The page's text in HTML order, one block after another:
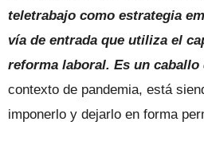
teletrabajo como estrategia
vía de entrada que utiliza el
reforma laboral. Es un caballo
contexto de pandemia, está
imponerlo y dejarlo en forma